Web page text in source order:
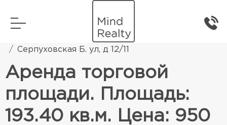
Коммерческая недвижимость
Серпуховская Б. ул, д 12/11
Аренда торговой
площади. Площадь:
193.40 кв.м. Цена: 950